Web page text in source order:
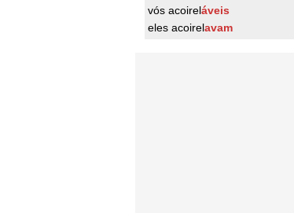
vós acoireláveis
eles acoirelavam